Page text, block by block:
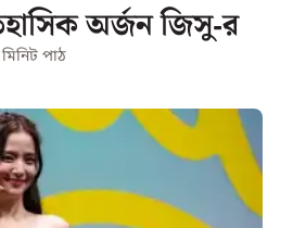
অর্জন জিসু-র
মিনিট পাঠ